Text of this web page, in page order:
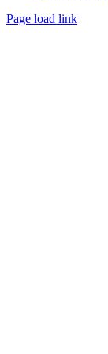
Page load link